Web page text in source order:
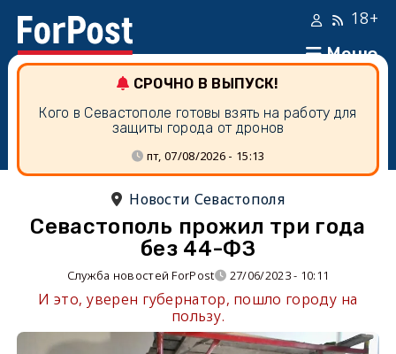
Меню
18+
СРОЧНО В ВЫПУСК!
Кого в Севастополе готовы взять на работу для
защиты города от дронов
пт, 07/08/2026 - 15:13
Новости Севастополя
Севастополь прожил три года
без 44-ФЗ
Служба новостей ForPost 27/06/2023 - 10:11
И это, уверен губернатор, пошло городу на
пользу.